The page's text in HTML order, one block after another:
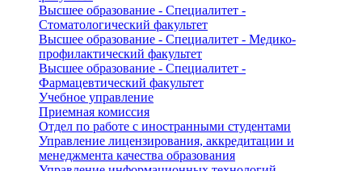
Высшее образование - Специалитет -
Стоматологический факультет
Высшее образование - Специалитет - Медико-
профилактический факультет
Высшее образование - Специалитет -
Фармацевтический факультет
Учебное управление
Приемная комиссия
Отдел по работе с иностранными студентами
Управление лицензирования, аккредитации и
менеджмента качества образования